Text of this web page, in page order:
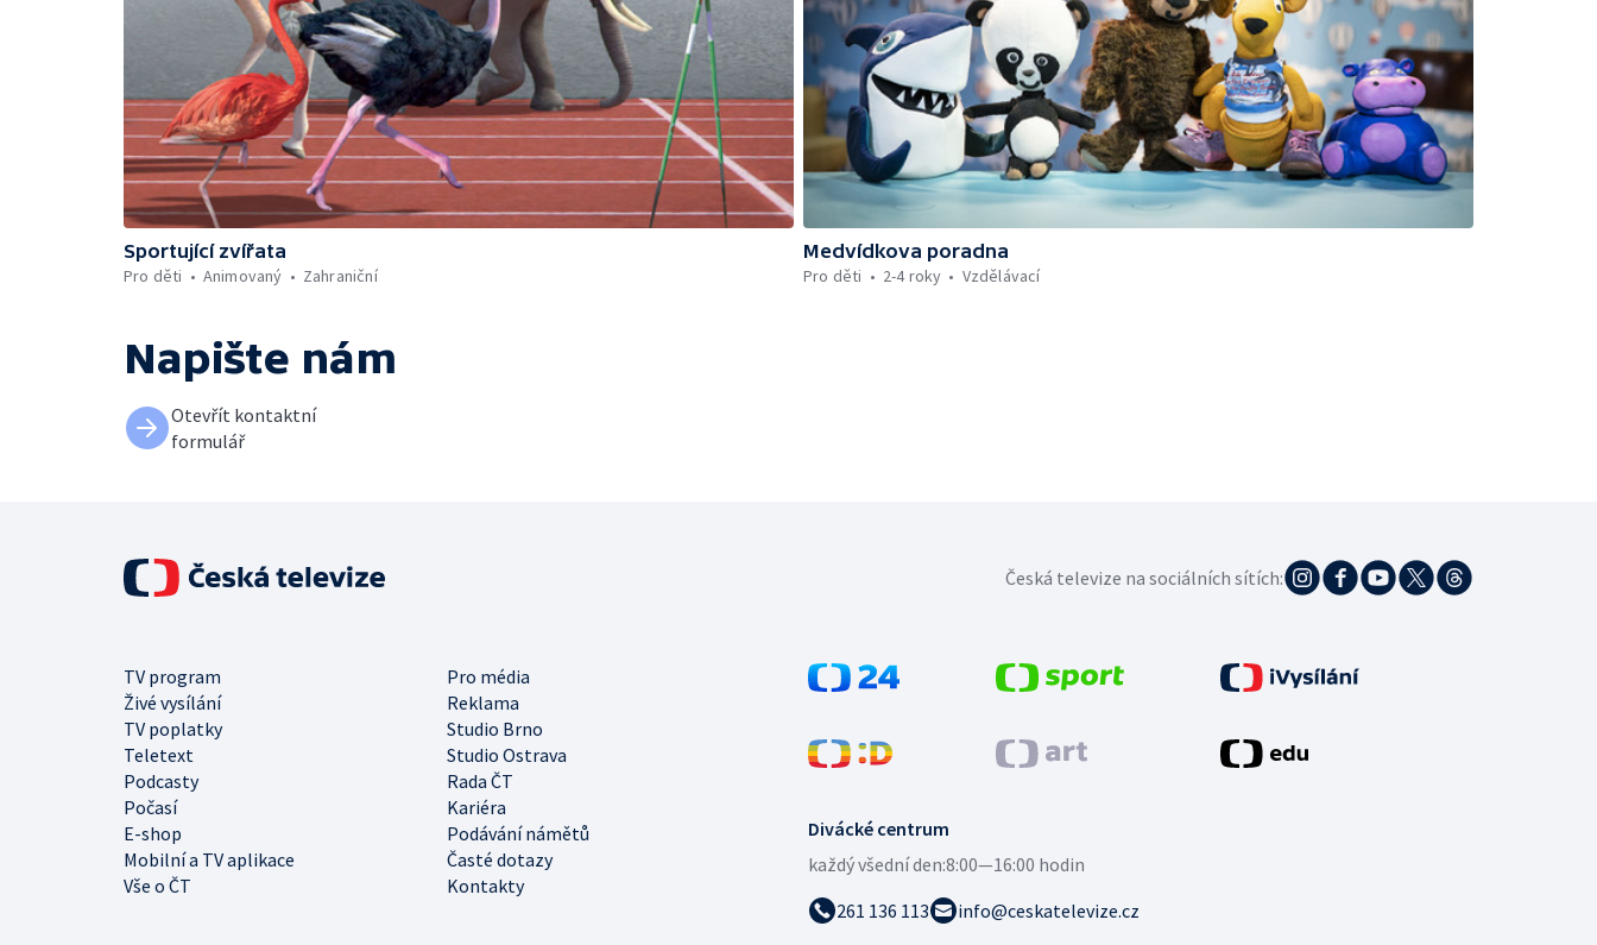
Sportující zvířata
Pro děti
Animovaný Zahraniční
Medvídkova poradna
Pro děti
2-4 roky Vzdělávací
Napište nám
Otevřít kontaktní
formulář
Divácké centrum
každý všední den:8:00—16:00 hodin
261 136 113
info@ceskatelevize.cz
TV program
Pro média
Živé vysílání
Reklama
TV poplatky
Studio Brno
Teletext
Studio Ostrava
Podcasty
Rada ČT
Počasí
Kariéra
E-shop
Podávání námětů
Mobilní a TV aplikace
Časté dotazy
Vše o ČT
Kontakty
Česká televize na sociálních sítích: